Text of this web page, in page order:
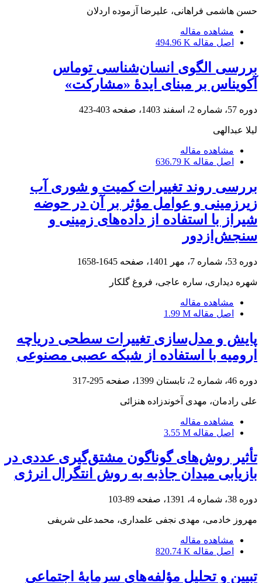
حسن هاشمی فراهانی، علیرضا آزموده اردلان
مشاهده مقاله
اصل مقاله 494.96 K
بررسی الگوی انسان‌شناسی توماس
آکویناس بر مبنای ایدۀ «مشارکت»‏
دوره 57، شماره 2، اسفند 1403، صفحه 403-423
لیلا عبدالهی
مشاهده مقاله
اصل مقاله 636.79 K
بررسی روند تغییرات کمیت و شوری آب
زیرزمینی و عوامل مؤثر بر آن در حوضه
شیراز با استفاده از داده‌های زمینی و
سنجش‌ازدور
دوره 53، شماره 7، مهر 1401، صفحه 1645-1658
شهره دیداری، ساره عاجی، فروغ گلکار
مشاهده مقاله
اصل مقاله 1.99 M
پایش و مدل‌سازی تغییرات سطحی دریاچه
ارومیه با استفاده از شبکه عصبی مصنوعی
دوره 46، شماره 2، تابستان 1399، صفحه 295-317
علی رادمان، مهدی آخوندزاده هنزائی
مشاهده مقاله
اصل مقاله 3.55 M
تأثیر روش‌های گوناگون مشتق‌گیری عددی در
بازیابی میدان جاذبه به روش انتگرال انرژی
دوره 38، شماره 4، 1391، صفحه 89-103
مهروز خادمی، مهدی نجفی علمداری، محمدعلی شریفی
مشاهده مقاله
اصل مقاله 820.74 K
تبیین و تحلیل مؤلفه‌های سرمایۀ اجتماعی